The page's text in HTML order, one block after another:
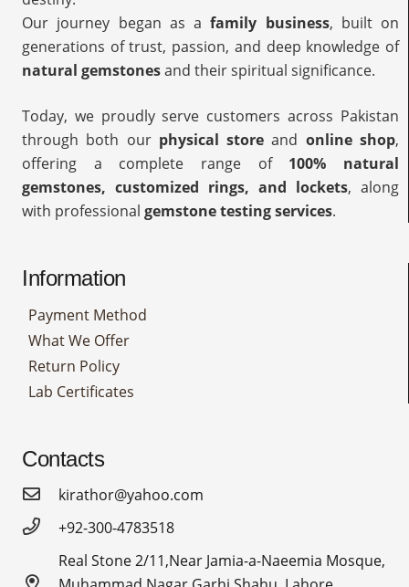
Our journey began as afamily business, built on
generations of trust, passion, and deep knowledge of
natural gemstonesand their spiritual significance.
Today, we proudly serve customers across Pakistan
through both our physical store and online shop,
offering a complete range of 100% natural
gemstones, customized rings, and lockets, along
with professional gemstone testing services.
Information
Payment Method
What We Offer
Return Policy
Lab Certificates
Contacts
kirathor@yahoo.com
+92-300-4783518
Real Stone 2/11,Near Jamia-a-Naeemia Mosque,